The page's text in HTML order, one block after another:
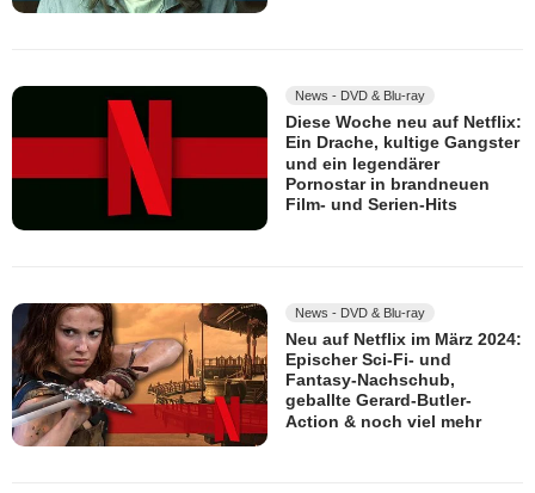
News - DVD & Blu-ray
Diese Woche neu auf Netflix:
Ein Drache, kultige Gangster
und ein legendärer
Pornostar in brandneuen
Film- und Serien-Hits
News - DVD & Blu-ray
Neu auf Netflix im März 2024:
Epischer Sci-Fi- und
Fantasy-Nachschub,
geballte Gerard-Butler-
Action & noch viel mehr